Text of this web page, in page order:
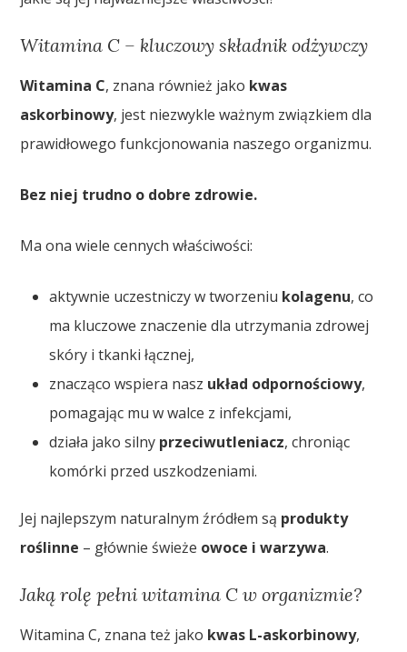
Witamina C – kluczowy składnik odżywczy
Witamina C, znana również jako kwas
askorbinowy, jest niezwykle ważnym związkiem dla
prawidłowego funkcjonowania naszego organizmu.
Bez niej trudno o dobre zdrowie.
Ma ona wiele cennych właściwości:
aktywnie uczestniczy w tworzeniu kolagenu, co
ma kluczowe znaczenie dla utrzymania zdrowej
skóry i tkanki łącznej,
znacząco wspiera nasz układ odpornościowy,
pomagając mu w walce z infekcjami,
działa jako silny przeciwutleniacz, chroniąc
komórki przed uszkodzeniami.
Jej najlepszym naturalnym źródłem są produkty
roślinne – głównie świeże owoce i warzywa.
Jaką rolę pełni witamina C w organizmie?
Witamina C, znana też jako kwas L-askorbinowy,